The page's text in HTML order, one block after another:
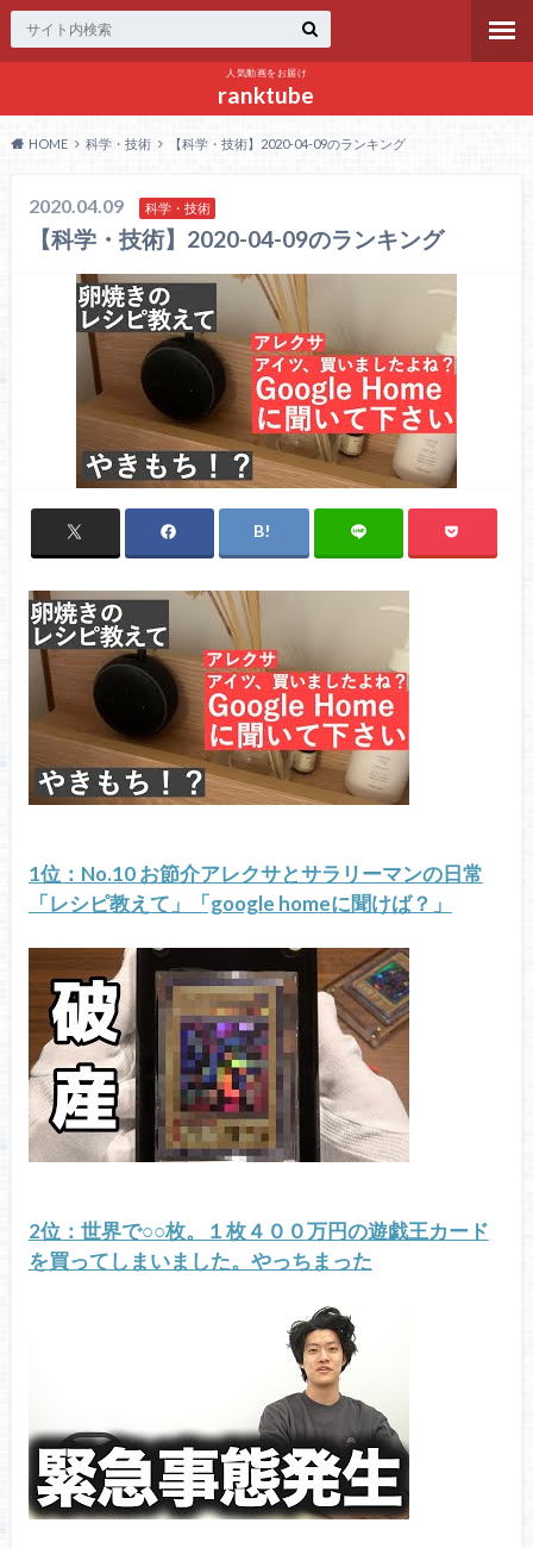
人気動画をお届け
ranktube
HOME 科学・技術 【科学・技術】2020-04-09のランキング
2020.04.09 科学・技術
【科学・技術】2020-04-09のランキング
1位：No.10 お節介アレクサとサラリーマンの日常
「レシピ教えて」「google homeに聞けば？」
2位：世界で○○枚。１枚４００万円の遊戯王カード
を買ってしまいました。やっちまった